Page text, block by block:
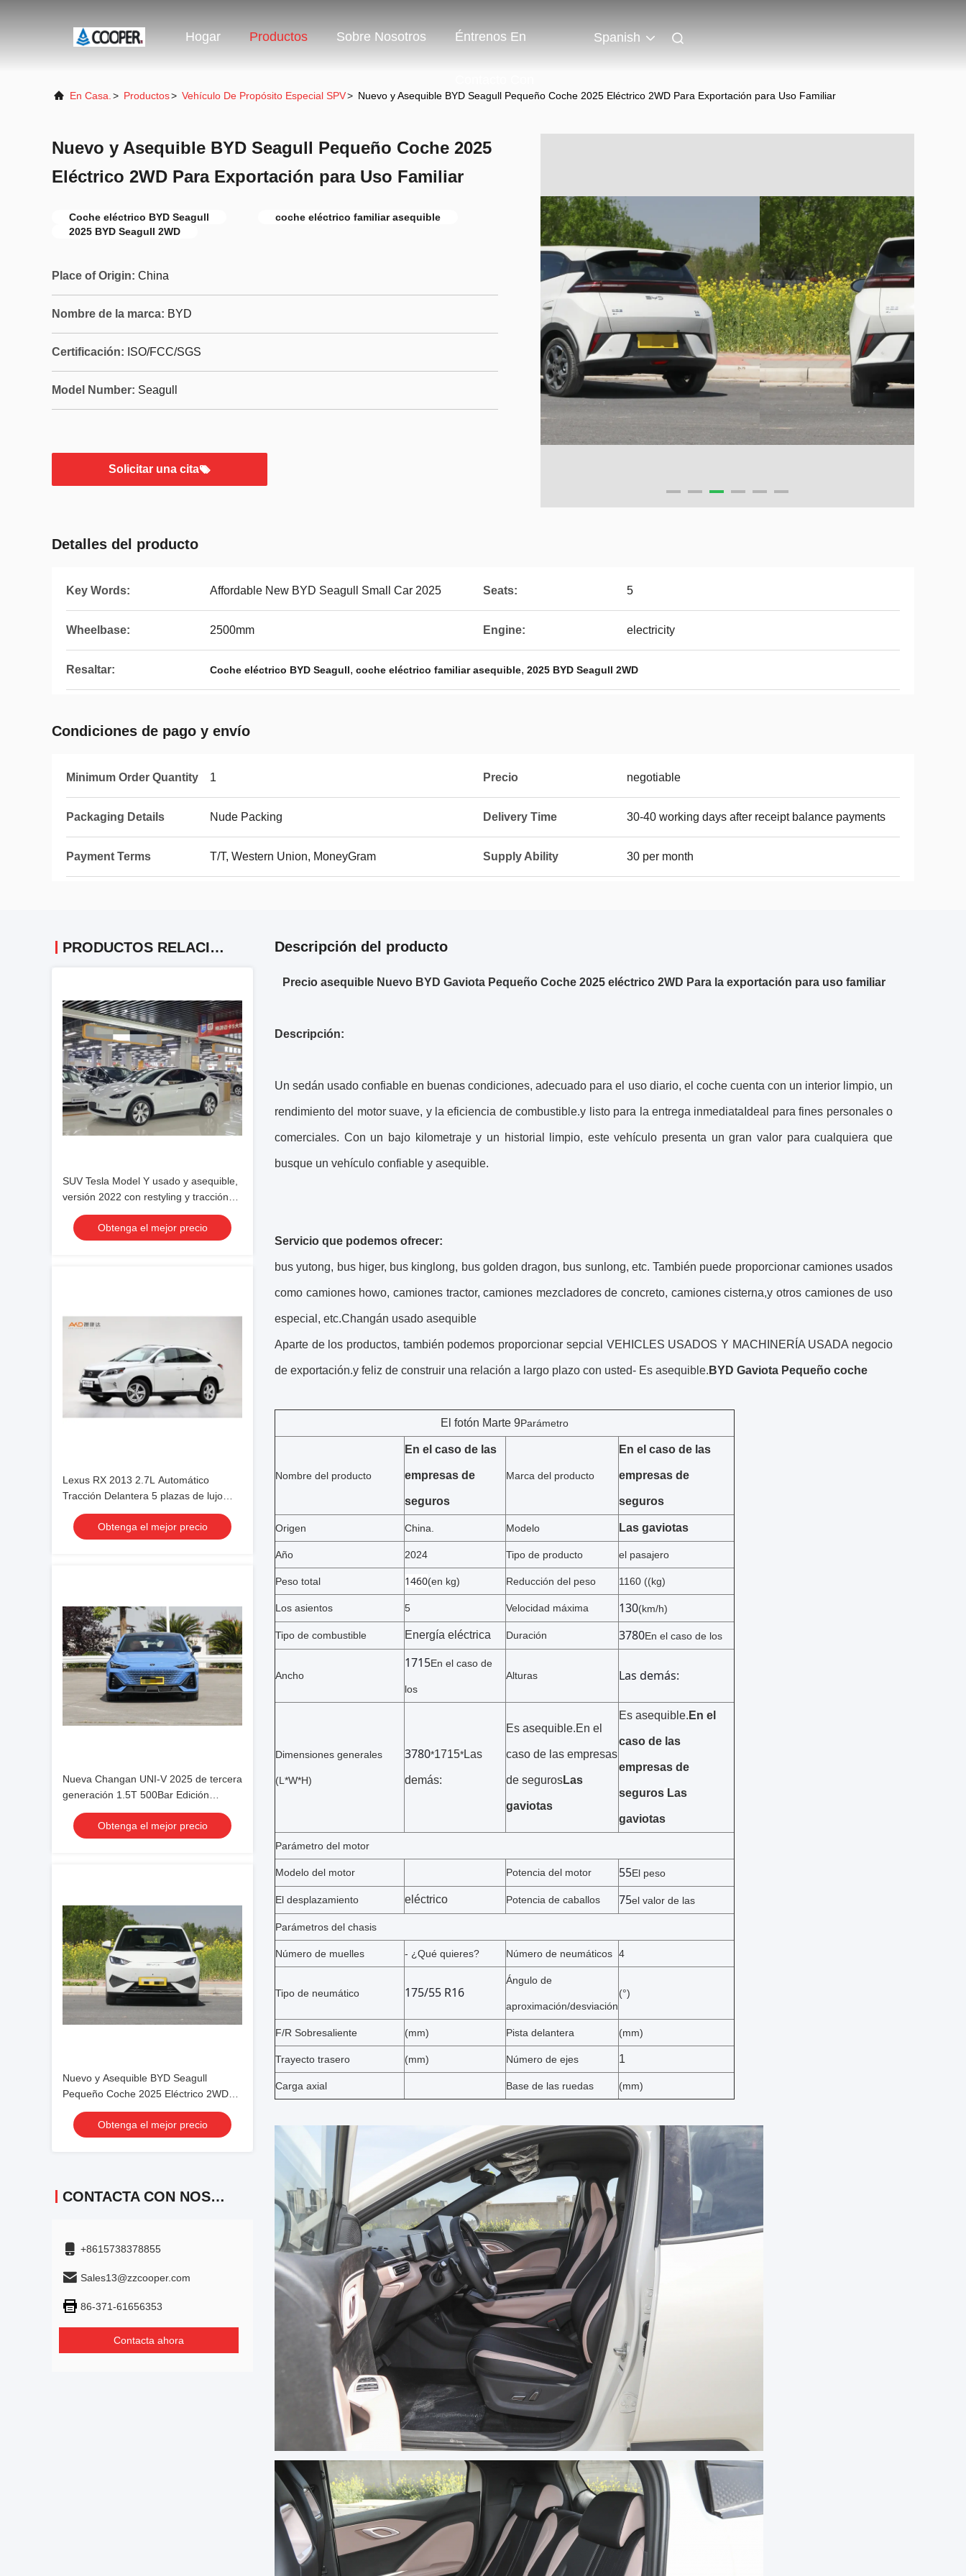
Hogar Productos Sobre Nosotros Éntrenos En Spanish
En Casa. > Productos> Vehículo De Propósito Especial SPV> Nuevo y Asequible BYD Seagull Pequeño Coche 2025 Eléctrico 2WD Para Exportación para Uso Familiar
Nuevo y Asequible BYD Seagull Pequeño Coche 2025
Eléctrico 2WD Para Exportación para Uso Familiar
Coche eléctrico BYD Seagull
coche eléctrico familiar asequible
2025 BYD Seagull 2WD
Place of Origin: China
Nombre de la marca: BYD
Certificación: ISO/FCC/SGS
Model Number: Seagull
Solicitar una cita
Detalles del producto
Key Words: Affordable New BYD Seagull Small Car 2025 Seats: 5
Wheelbase: 2500mm Engine: electricity
Resaltar: Coche eléctrico BYD Seagull, coche eléctrico familiar asequible, 2025 BYD Seagull 2WD
Condiciones de pago y envío
Minimum Order Quantity 1 Precio negotiable
Packaging Details Nude Packing Delivery Time 30-40 working days after receipt balance payments
Payment Terms T/T, Western Union, MoneyGram Supply Ability 30 per month
PRODUCTOS RELACIONADOS
SUV Tesla Model Y usado y asequible,
versión 2022 con restyling y tracción
trasera, ideal para familias
Obtenga el mejor precio
Lexus RX 2013 2.7L Automático
Tracción Delantera 5 plazas de lujo
usado y asequible para uso familiar
Obtenga el mejor precio
Nueva Changan UNI-V 2025 de tercera
generación 1.5T 500Bar Edición
deportiva premium para exportación
para uso familiar
Obtenga el mejor precio
Nuevo y Asequible BYD Seagull
Pequeño Coche 2025 Eléctrico 2WD
Para Exportación para Uso Familiar
Obtenga el mejor precio
CONTACTA CON NOSOTROS
+8615738378855
Sales13@zzcooper.com
86-371-61656353
Contacta ahora
Descripción del producto
Precio asequible Nuevo BYD Gaviota Pequeño Coche 2025 eléctrico 2WD Para la exportación para uso familiar
Descripción:
Un sedán usado confiable en buenas condiciones, adecuado para el uso diario, el coche cuenta con un interior limpio, un
rendimiento del motor suave, y la eficiencia de combustible.y listo para la entrega inmediataIdeal para fines personales o
comerciales. Con un bajo kilometraje y un historial limpio, este vehículo presenta un gran valor para cualquiera que
busque un vehículo confiable y asequible.
Servicio que podemos ofrecer:
bus yutong, bus higer, bus kinglong, bus golden dragon, bus sunlong, etc. También puede proporcionar camiones usados
como camiones howo, camiones tractor, camiones mezcladores de concreto, camiones cisterna,y otros camiones de uso
especial, etc.Changán usado asequible
Aparte de los productos, también podemos proporcionar sepcial VEHICLES USADOS Y MACHINERÍA USADA negocio
de exportación.y feliz de construir una relación a largo plazo con usted- Es asequible. BYD Gaviota Pequeño coche
El fotón Marte 9Parámetro
Nombre del producto
En el caso de las
empresas de
seguros
Marca del producto
En el caso de las
empresas de
seguros
Origen China. Modelo Las gaviotas
Año 2024 Tipo de producto el pasajero
Peso total 1460(en kg) Reducción del peso 1160 ((kg)
Los asientos 5 Velocidad máxima 130(km/h)
Tipo de combustible Energía eléctrica Duración 3780En el caso de los
Ancho
1715En el caso de
los
Alturas Las demás:
Dimensiones generales
(L*W*H)
3780*1715*Las
demás:
Es asequible.En el
caso de las empresas
de segurosLas
gaviotas
Es asequible. En el
caso de las
empresas de
seguros Las
gaviotas
Parámetro del motor
Modelo del motor Potencia del motor 55El peso
El desplazamiento eléctrico Potencia de caballos 75el valor de las
Parámetros del chasis
Número de muelles - ¿Qué quieres? Número de neumáticos 4
Tipo de neumático 175/55 R16
Ángulo de
aproximación/desviación
(°)
F/R Sobresaliente (mm) Pista delantera (mm)
Trayecto trasero (mm) Número de ejes 1
Carga axial Base de las ruedas (mm)